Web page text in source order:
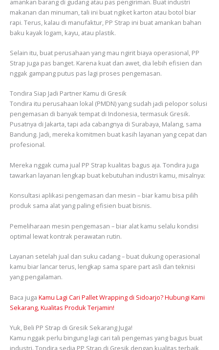
amankan barang di gudang atau pas pengiriman. Buat industri
makanan dan minuman, tali ini buat ngiket karton atau botol biar
rapi. Terus, kalau di manufaktur, PP Strap ini buat amankan bahan
baku kayak logam, kayu, atau plastik.
Selain itu, buat perusahaan yang mau ngirit biaya operasional, PP
Strap juga pas banget. Karena kuat dan awet, dia lebih efisien dan
nggak gampang putus pas lagi proses pengemasan.
Tondira Siap Jadi Partner Kamu di Gresik
Tondira itu perusahaan lokal (PMDN) yang sudah jadi pelopor solusi
pengemasan di banyak tempat di Indonesia, termasuk Gresik.
Pusatnya di Jakarta, tapi ada cabangnya di Surabaya, Malang, sama
Bandung. Jadi, mereka komitmen buat kasih layanan yang cepat dan
profesional.
Mereka nggak cuma jual PP Strap kualitas bagus aja. Tondira juga
tawarkan layanan lengkap buat kebutuhan industri kamu, misalnya:
Konsultasi aplikasi pengemasan dan mesin – biar kamu bisa pilih
produk sama alat yang paling efisien buat bisnis.
Pemeliharaan mesin pengemasan – biar alat kamu selalu kondisi
optimal lewat kontrak perawatan rutin.
Layanan setelah jual dan suku cadang – buat dukung operasional
kamu biar lancar terus, lengkap sama spare part asli dan teknisi
yang pengalaman.
Baca juga Kamu Lagi Cari Pallet Wrapping di Sidoarjo? Hubungi Kami
Sekarang, Kualitas Produk Terjamin!
Yuk, Beli PP Strap di Gresik Sekarang Juga!
Kamu nggak perlu bingung lagi cari tali pengemas yang bagus buat
industri. Tondira sedia PP Strap di Gresik dengan kualitas terbaik,